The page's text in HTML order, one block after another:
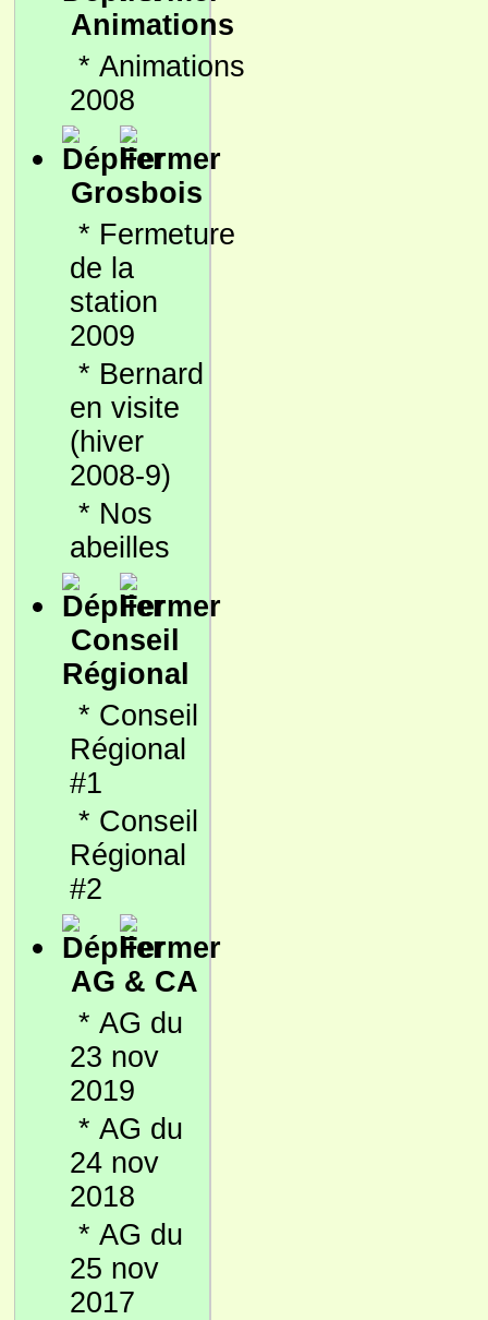
Animations
* Animations
2008
Grosbois
* Fermeture
de la
station
2009
* Bernard
en visite
(hiver
2008-9)
* Nos
abeilles
Conseil
Régional
* Conseil
Régional
#1
* Conseil
Régional
#2
AG & CA
* AG du
23 nov
2019
* AG du
24 nov
2018
* AG du
25 nov
2017